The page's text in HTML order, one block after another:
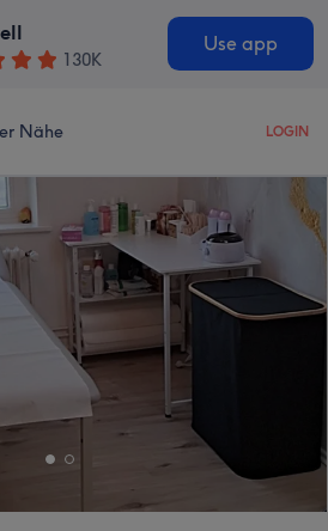
130K
Use app
Nähe LOGIN